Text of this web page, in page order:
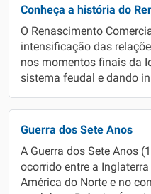
Conheça a história do
O Renascimento
intensificação das
nos momentos finais da
sistema feudal e dando
Guerra dos Sete Anos
A Guerra dos Sete Anos
ocorrido entre a
América do Norte e no